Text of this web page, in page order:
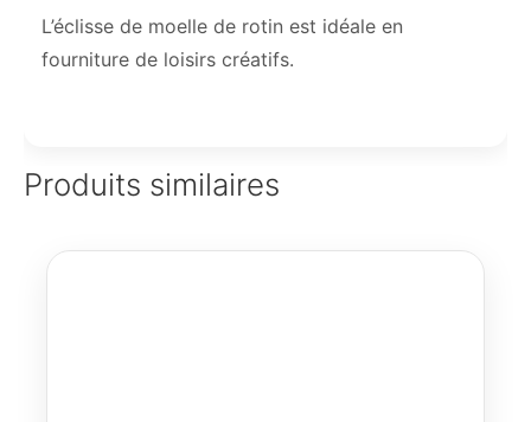
L’éclisse de moelle de rotin est idéale en
fourniture de loisirs créatifs.
Produits similaires